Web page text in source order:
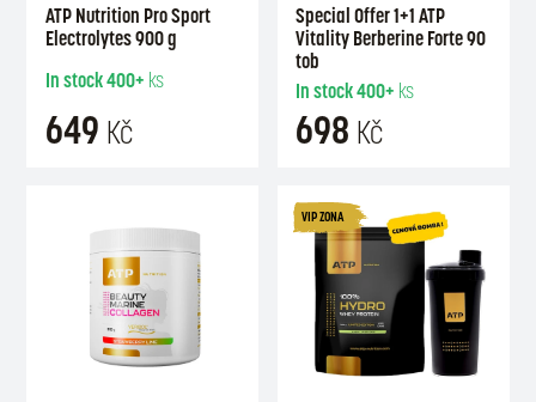
ATP Nutrition Pro Sport
Electrolytes 900 g
In stock400+ ks
649 Kč
Special Offer 1+1 ATP
Vitality Berberine Forte 90
tob
In stock400+ ks
698 Kč
VIP ZONA